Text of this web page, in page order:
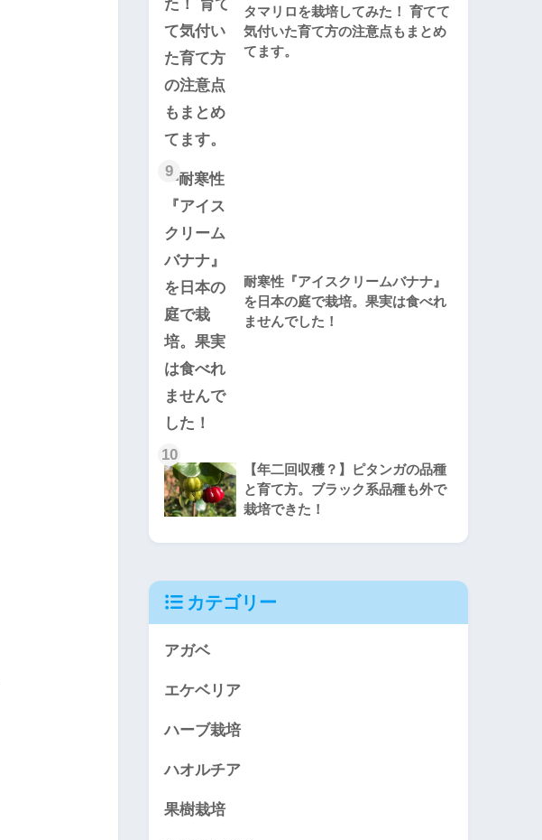
タマリロを栽培してみた！ 育てて
気付いた育て方の注意点もまとめ
てます。
9
耐寒性『アイスクリームバナナ』
を日本の庭で栽培。果実は食べれ
ませんでした！
10
【年二回収穫？】ピタンガの品種
と育て方。ブラック系品種も外で
栽培できた！
カテゴリー
アガベ
エケベリア
ハーブ栽培
ハオルチア
果樹栽培